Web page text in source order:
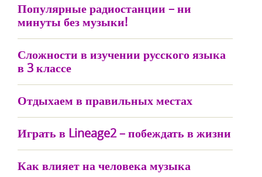
Популярные радиостанции – ни
минуты без музыки!
Сложности в изучении русского языка
в 3 классе
Отдыхаем в правильных местах
Играть в Lineage2 – побеждать в жизни
Как влияет на человека музыка